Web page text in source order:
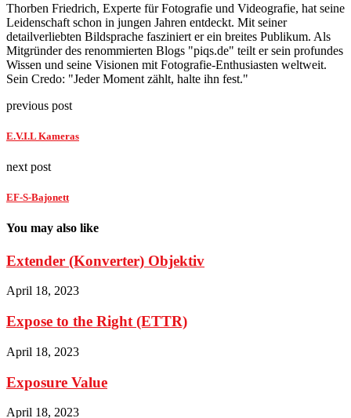
Thorben Friedrich, Experte für Fotografie und Videografie, hat seine
Leidenschaft schon in jungen Jahren entdeckt. Mit seiner
detailverliebten Bildsprache fasziniert er ein breites Publikum. Als
Mitgründer des renommierten Blogs "piqs.de" teilt er sein profundes
Wissen und seine Visionen mit Fotografie-Enthusiasten weltweit.
Sein Credo: "Jeder Moment zählt, halte ihn fest."
previous post
E.V.I.L Kameras
next post
EF-S-Bajonett
You may also like
Extender (Konverter) Objektiv
April 18, 2023
Expose to the Right (ETTR)
April 18, 2023
Exposure Value
April 18, 2023